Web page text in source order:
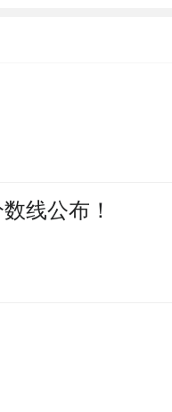
线公布！